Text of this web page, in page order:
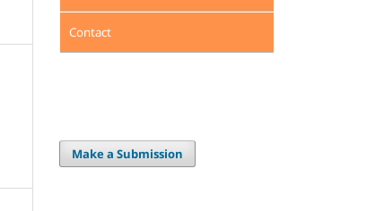
Contact
Make a Submission